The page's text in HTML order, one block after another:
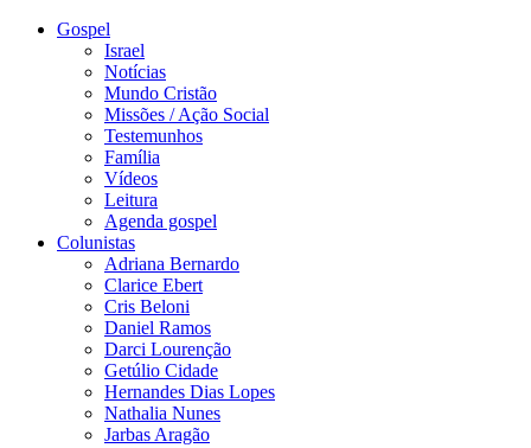
Gospel
Israel
Notícias
Mundo Cristão
Missões / Ação Social
Testemunhos
Família
Vídeos
Leitura
Agenda gospel
Colunistas
Adriana Bernardo
Clarice Ebert
Cris Beloni
Daniel Ramos
Darci Lourenção
Getúlio Cidade
Hernandes Dias Lopes
Nathalia Nunes
Jarbas Aragão